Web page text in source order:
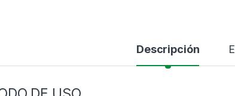
Descripción